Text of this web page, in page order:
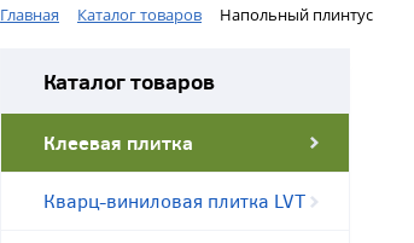
Главная Каталог товаров Напольный плинтус
Каталог товаров
Клеевая плитка
Кварц-виниловая плитка LVT